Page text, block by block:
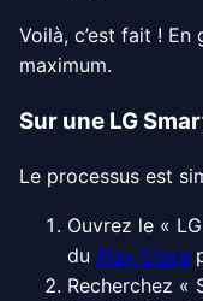
Voilà, c’est fait !
maximum.
Sur une LG
Le processus est
Ouvrez le «
du Play Store
Recherchez «